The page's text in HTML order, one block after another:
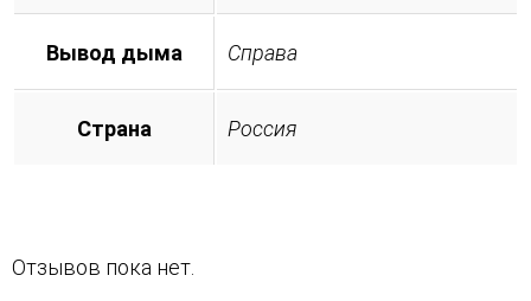
Вывод дыма Справа
Страна Россия
Отзывов пока нет.